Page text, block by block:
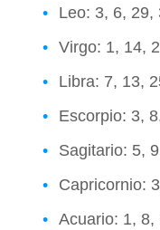
Leo: 3, 6, 29,
Virgo: 1, 14,
Libra: 7, 13,
Escorpio: 3,
Sagitario: 5,
Capricornio:
Acuario: 1, 8,